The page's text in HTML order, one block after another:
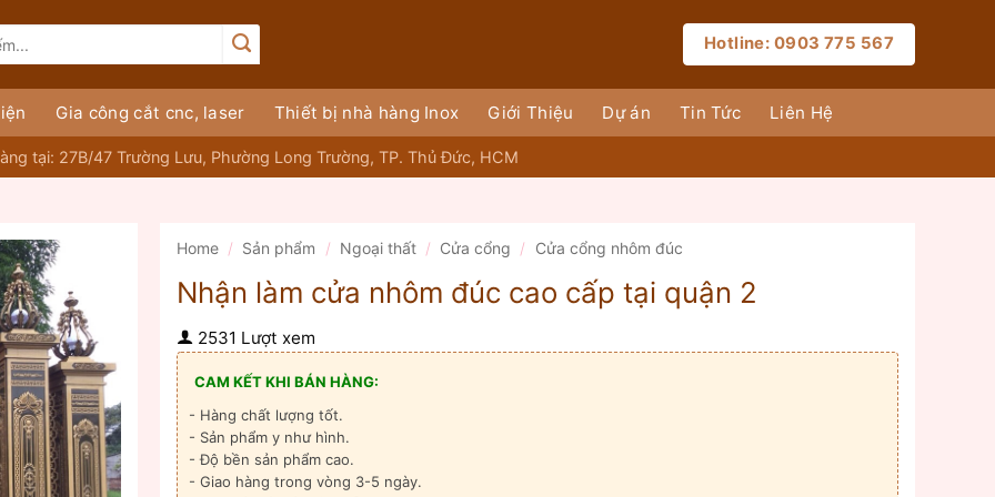
Hotline: 0903 775 567
Gia công cắt cnc, laser Thiết bị nhà hàng Inox Giới Thiệu Dự án Tin Tức Liên Hệ
tại: 27B/47 Trường Lưu, Phường Long Trường, TP. Thủ Đức, HCM
Home / Sản phẩm / Ngoại thất / Cửa cổng / Cửa cổng nhôm đúc
Nhận làm cửa nhôm đúc cao cấp tại quận 2
2531 Lượt xem
CAM KẾT KHI BÁN HÀNG:
- Hàng chất lượng tốt.
- Sản phẩm y như hình.
- Độ bền sản phẩm cao.
- Giao hàng trong vòng 3-5 ngày.